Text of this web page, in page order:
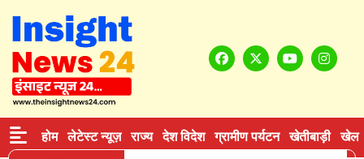
होम लेटेस्ट न्यूज़ राज्य देश विदेश ग्रामीण पर्यटन खेतीबाड़ी खेल